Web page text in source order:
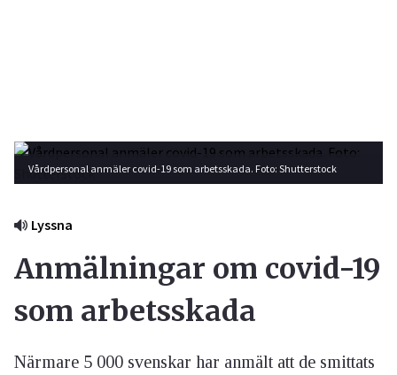
Vårdpersonal anmäler covid-19 som arbetsskada. Foto: Shutterstock
Lyssna
Anmälningar om covid-19
som arbetsskada
Närmare 5 000 svenskar har anmält att de smittats